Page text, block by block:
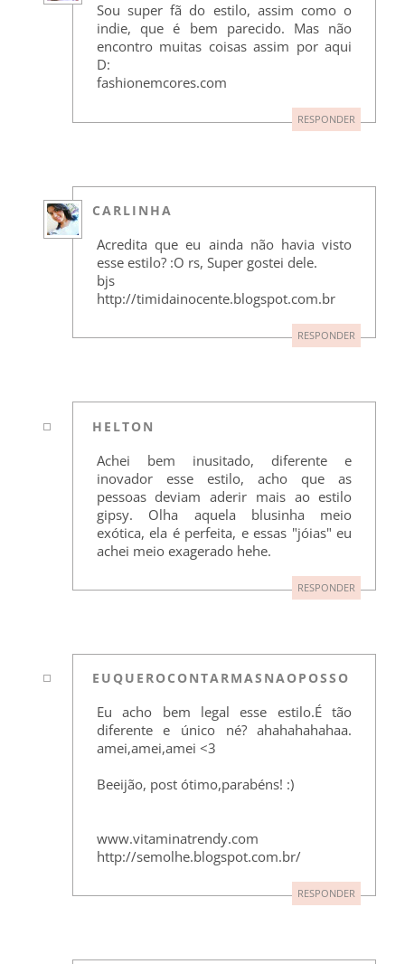
Sou super fã do estilo, assim como o
indie, que é bem parecido. Mas não
encontro muitas coisas assim por aqui
D:
fashionemcores.com
RESPONDER
CARLINHA
Acredita que eu ainda não havia visto
esse estilo? :O rs, Super gostei dele.
bjs
http://timidainocente.blogspot.com.br
RESPONDER
HELTON
Achei bem inusitado, diferente e
inovador esse estilo, acho que as
pessoas deviam aderir mais ao estilo
gipsy. Olha aquela blusinha meio
exótica, ela é perfeita, e essas "jóias" eu
achei meio exagerado hehe.
RESPONDER
EUQUEROCONTARMASNAOPOSSO
Eu acho bem legal esse estilo.É tão
diferente e único né? ahahahahahaa.
amei,amei,amei <3
Beeijão, post ótimo,parabéns! :)
www.vitaminatrendy.com
http://semolhe.blogspot.com.br/
RESPONDER